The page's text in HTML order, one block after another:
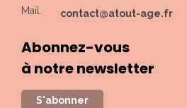
Mail.
contact@atout-age.fr
Abonnez-vous
à notre newsletter
S'abonner